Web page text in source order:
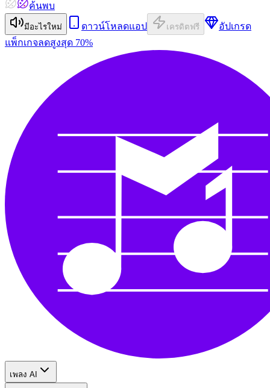
ค้นพบ
มีอะไรใหม่ ดาวน์โหลดแอป เครดิตฟรี
อัปเกรด
แพ็กเกจลดสูงสุด 70%
เพลง AI